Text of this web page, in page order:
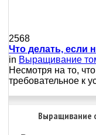
2568
Что делать, если
in Выращивание
Несмотря на то,
требовательное к
Выращивание